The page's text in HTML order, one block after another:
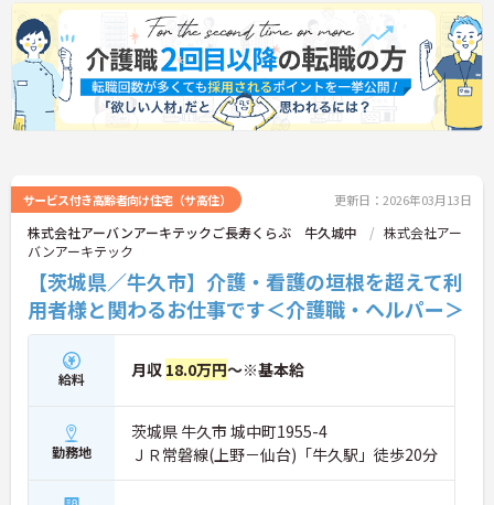
サービス付き高齢者向け住宅（サ高住） 更新日：2026年03月13日
株式会社アーバンアーキテックご長寿くらぶ 牛久城中
株式会社アー
バンアーキテック
【茨城県／牛久市】介護・看護の垣根を超えて利
用者様と関わるお仕事です＜介護職・ヘルパー＞
給料 月収 18.0万円～※基本給
勤務地
茨城県 牛久市 城中町1955-4
ＪＲ常磐線(上野－仙台)「牛久駅」徒歩20分